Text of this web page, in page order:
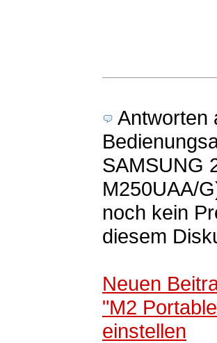
Antworten
SAMSUNG
M250UAA/
noch kein
diesem
Neuen
"M2
einstellen